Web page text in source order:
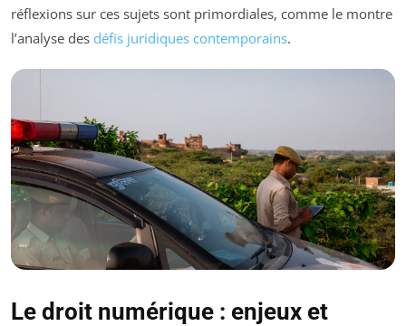
réflexions sur ces sujets sont primordiales, comme le montre
l’analyse des défis juridiques contemporains.
Le droit numérique : enjeux et